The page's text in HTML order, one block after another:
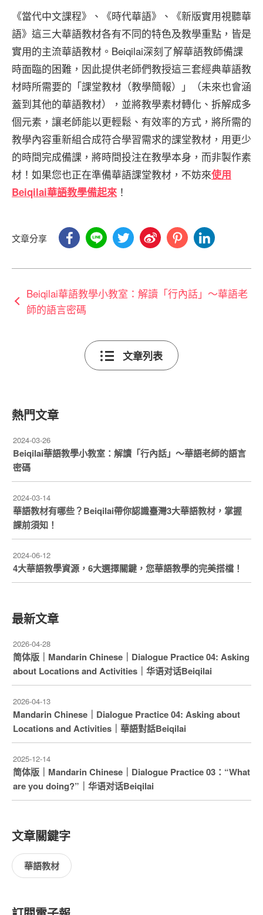
《當代中文課程》、《時代華語》、《新版實用視聽華
語》這三大華語教材各有不同的特色及教學重點，皆是
實用的主流華語教材。Beiqilai深刻了解華語教師備課
時面臨的困難，因此提供老師們教授這三套經典華語教
材時所需要的「課堂教材（教學簡報）」（未來也會涵
蓋到其他的華語教材），並將教學素材轉化、拆解成多
個元素，讓老師能以更輕鬆、有效率的方式，將所需的
教學內容重新組合成符合學習需求的課堂教材，用更少
的時間完成備課，將時間投注在教學本身，而非製作素
材！如果您也正在準備華語課堂教材，不妨來使用
Beiqilai華語教學備起來 ！
文章分享
Beiqilai華語教學小教室：解讀「行內話」～華語老
師的語言密碼
文章列表
熱門文章
2024-03-26
Beiqilai華語教學小教室：解讀「行內話」～華語老師的語言
密碼
2024-03-14
華語教材有哪些？Beiqilai帶你認識臺灣3大華語教材，掌握
課前須知！
2024-06-12
4大華語教學資源，6大選擇關鍵，您華語教學的完美搭檔！
最新文章
2026-04-28
简体版｜Mandarin Chinese｜Dialogue Practice 04: Asking
about Locations and Activities｜华语对话Beiqilai
2026-04-13
Mandarin Chinese｜Dialogue Practice 04: Asking about
Locations and Activities｜華語對話Beiqilai
2025-12-14
简体版｜Mandarin Chinese｜Dialogue Practice 03：“What
are you doing?”｜华语对话Beiqilai
文章關鍵字
華語教材